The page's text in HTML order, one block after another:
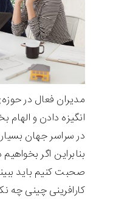
مدیران فعال در
انگیزه دادن و
در سراسر جهان
بنابراین اگر
صحبت کنیم باید
کارافرینی چینی چه